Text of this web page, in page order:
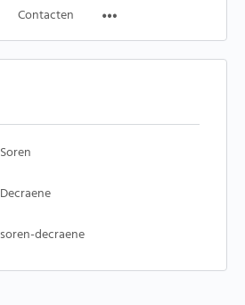
Contacten
Soren
Decraene
soren-decraene